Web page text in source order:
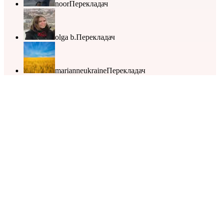
noorПерекладач
olga b.Перекладач
marianneukraineПерекладач